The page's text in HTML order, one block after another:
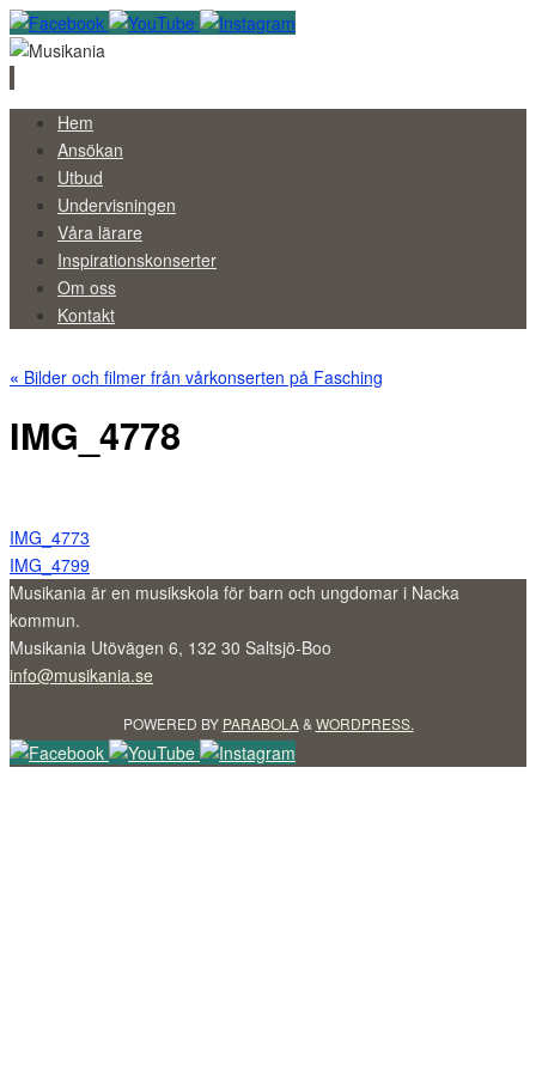
Skip
content
Hem
Ansökan
Utbud
Undervisningen
Våra lärare
Inspirationskonserter
Om oss
Kontakt
« Bilder och filmer från vårkonserten på Fasching
IMG_4778
IMG_4773
IMG_4799
Musikania är en musikskola för barn och ungdomar i Nacka
kommun.
Musikania Utövägen 6, 132 30 Saltsjö-Boo
info@musikania.se
POWERED BY PARABOLA& WORDPRESS.